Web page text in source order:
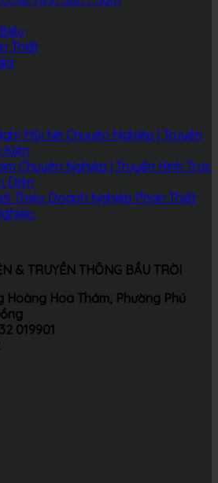
Thiết
Mũi Né Chuyên Nghiệp | Truyền
Kiện
Chuyên Nghiệp | Truyền Hình Trực
Diện
Thiệu Doanh Nghiệp Phan Thiết
& TRUYỀN THÔNG BẦU TRỜI
Hoàng Hoa Thám, Phường Phú
019901